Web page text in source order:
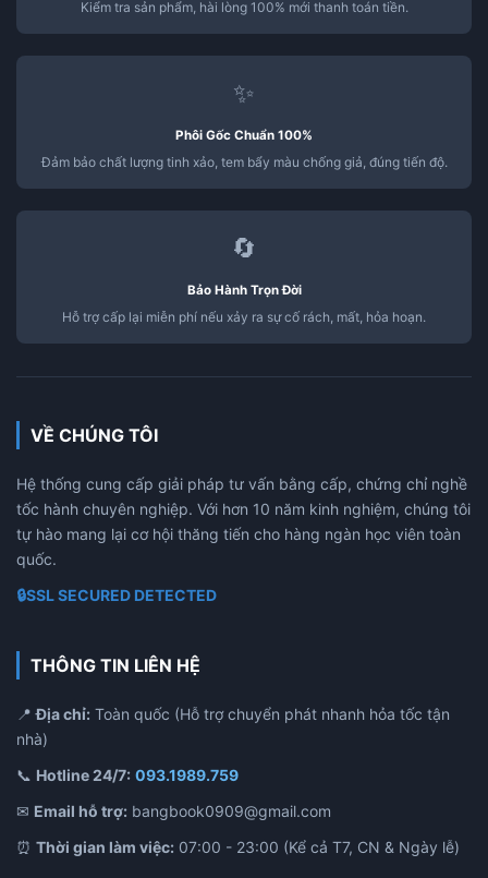
Kiểm tra sản phẩm, hài lòng 100% mới thanh toán tiền.
✨
Phôi Gốc Chuẩn 100%
Đảm bảo chất lượng tinh xảo, tem bẩy màu chống giả, đúng tiến độ.
🔄
Bảo Hành Trọn Đời
Hỗ trợ cấp lại miễn phí nếu xảy ra sự cố rách, mất, hỏa hoạn.
VỀ CHÚNG TÔI
Hệ thống cung cấp giải pháp tư vấn bằng cấp, chứng chỉ nghề
tốc hành chuyên nghiệp. Với hơn 10 năm kinh nghiệm, chúng tôi
tự hào mang lại cơ hội thăng tiến cho hàng ngàn học viên toàn
quốc.
🔒SSL SECURED DETECTED
THÔNG TIN LIÊN HỆ
📍Địa chỉ: Toàn quốc (Hỗ trợ chuyển phát nhanh hỏa tốc tận
nhà)
📞 Hotline 24/7: 093.1989.759
✉ Email hỗ trợ: bangbook0909@gmail.com
⏰ Thời gian làm việc: 07:00 - 23:00 (Kể cả T7, CN & Ngày lễ)